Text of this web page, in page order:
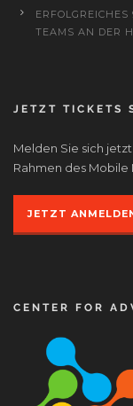
TEAMS AN DER
JETZT TICKETS
Melden Sie sich
Rahmen des Mobile
JETZT
CENTER FOR